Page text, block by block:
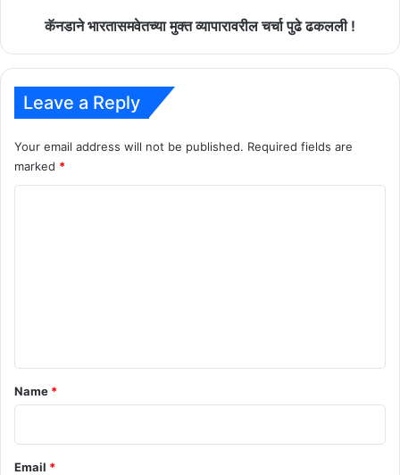
कॅनडाने भारतासमवेतच्या मुक्त व्यापारावरील चर्चा पुढे ढकलली !
Leave a Reply
Your email address will not be published. Required fields are
marked *
*
Name *
Email *